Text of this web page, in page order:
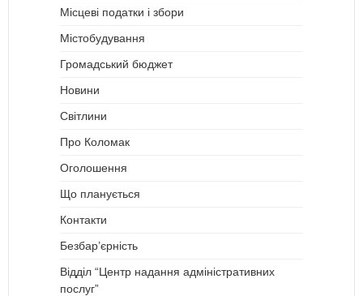
Місцеві податки і збори
Містобудування
Громадський бюджет
Новини
Світлини
Про Коломак
Оголошення
Що планується
Контакти
Безбар’єрність
Відділ “Центр надання адміністративних
послуг”